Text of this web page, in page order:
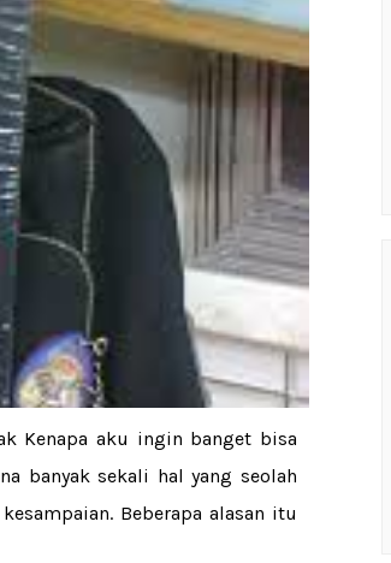
Kenapa aku ingin banget bisa
banyak sekali hal yang seolah
Beberapa alasan itu